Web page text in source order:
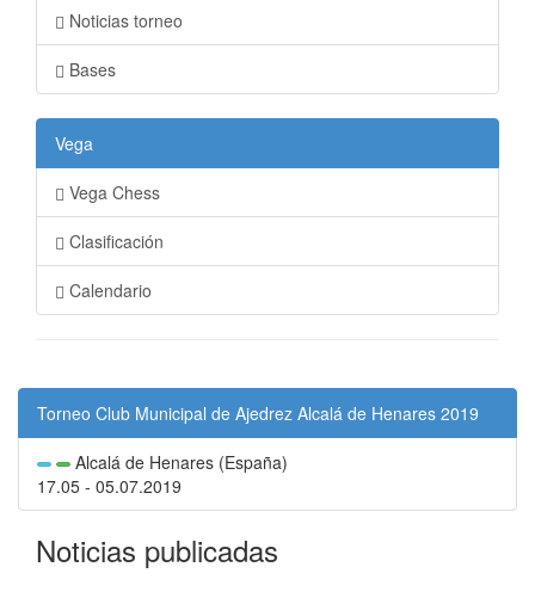
Noticias torneo
Bases
Vega
Vega Chess
Clasificación
Calendario
Torneo Club Municipal de Ajedrez Alcalá de Henares 2019
Alcalá de Henares (España)
17.05 - 05.07.2019
Noticias publicadas